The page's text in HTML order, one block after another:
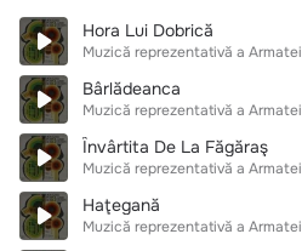
Hora Lui Dobrică
Muzică reprezentativă a Armatei
Bârlădeanca
Muzică reprezentativă a Armatei
Învârtita De La Făgăraş
Muzică reprezentativă a Armatei
Haţegană
Muzică reprezentativă a Armatei